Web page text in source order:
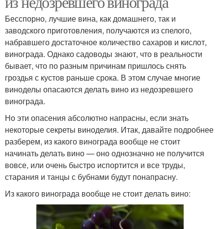
Бесспорно, лучшие вина, как домашнего, так и
заводского приготовления, получаются из спелого,
набравшего достаточное количество сахаров и кислот,
винограда. Однако садоводы знают, что в реальности
бывает, что по разным причинам пришлось снять
гроздья с кустов раньше срока. В этом случае многие
виноделы опасаются делать вино из недозревшего
винограда.
Но эти опасения абсолютно напрасны, если знать
некоторые секреты виноделия. Итак, давайте подробнее
разберем, из какого винограда вообще не стоит
начинать делать вино — оно однозначно не получится
вовсе, или очень быстро испортится и все труды,
старания и танцы с бубнами будут понапрасну.
Из какого винограда вообще не стоит делать вино: